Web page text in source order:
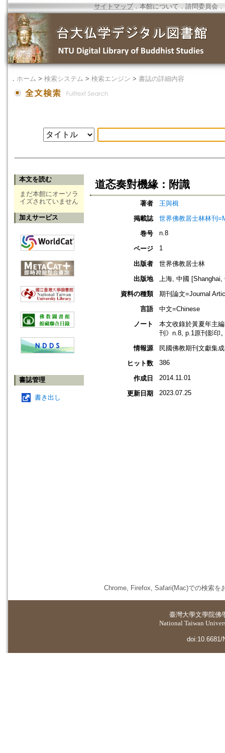
サイトマップ．本館について ． 諮問委員会 ．
． ホーム > 検索システム > 検索エンジン > 書誌の詳細内容
本文を読む
まだ本館にオーソラ
イズされていません
加えサービス
書誌管理
書き出し
道忞奏對機緣：附識
著者
王與楫
掲載誌
世界佛教居士林林刊
巻号
n.8
ページ 1
出版者
世界佛教居士林
出版地
上海, 中國 [Shanghai,
資料の種類
期刊論文=Journal
言語
中文=Chinese
ノート
本文收錄於黃夏年主
刊》n.8, p.1原刊影印
情報源
民國佛教期刊文獻集
ヒット数
386
作成日 2014.11.01
更新日期 2023.07.25
Chrome, Firefox, Safari(Mac)での検索を
臺灣大學文學院佛
National Taiwan
doi:10.6681/